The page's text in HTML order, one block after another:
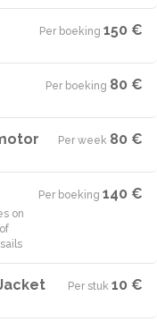
Per boeking·150 €
Per boeking·80 €
Per week·80 €
on
Per boeking·140 €
Per stuk·10 €